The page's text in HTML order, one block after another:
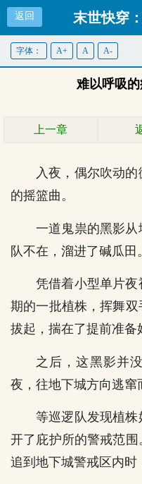
返回 末世快穿
字体： A+ A A-
难以呼吸的
上一章
入夜，偶尔吹动
的摇篮曲。
一道鬼祟的黑影
队不在，溜进了碱瓜田。
凭借着小型单片
期的一批植株，挥舞
拔起，揣在了提前准备
之后，这黑影并
夜，往地下城方向逃窜
等巡逻队发现植
开了庇护所的警戒范围
追到地下城警戒区内时